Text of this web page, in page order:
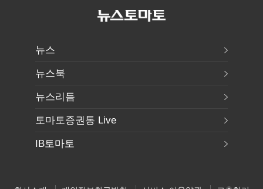
부과
뉴스
뉴스북
뉴스리듬
토마토증권통 Live
IB토마토